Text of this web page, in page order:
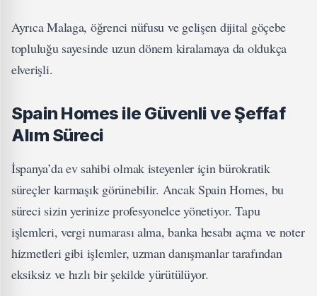
Ayrıca Malaga, öğrenci nüfusu ve gelişen dijital göçebe
topluluğu sayesinde uzun dönem kiralamaya da oldukça
elverişli.
Spain Homes ile Güvenli ve Şeffaf
Alım Süreci
İspanya’da ev sahibi olmak isteyenler için bürokratik
süreçler karmaşık görünebilir. Ancak Spain Homes, bu
süreci sizin yerinize profesyonelce yönetiyor. Tapu
işlemleri, vergi numarası alma, banka hesabı açma ve noter
hizmetleri gibi işlemler, uzman danışmanlar tarafından
eksiksiz ve hızlı bir şekilde yürütülüyor.